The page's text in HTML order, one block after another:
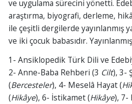
ve uygulama sürecini yönetti.
araştırma, biyografi, derleme,
ile çeşitli dergilerde yayınlanmış
ve iki çocuk babasıdır.
1- Ansiklopedik Türk Dili ve
2- Anne-Baba Rehberi (3 Cilt), 3-
(Bercesteler), 4- Meselâ Hayat (
(Hikâye), 6- İstikamet (Hikâye), 7-